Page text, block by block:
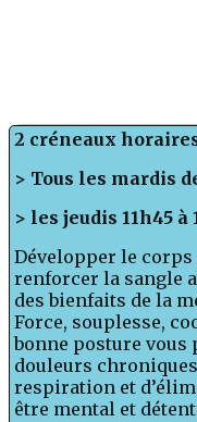
2 créneaux
> Tous les mardis
> les jeudis 11h45 à
Développer le
renforcer la sangle
des bienfaits de la
Force, souplesse,
bonne posture vous
douleurs
respiration et
être mental et